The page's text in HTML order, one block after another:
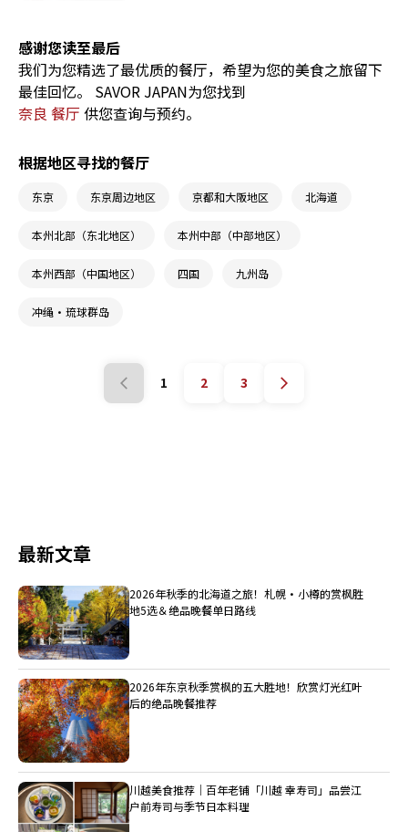
时，也能安心完成每日功课。从东京到京都，让这
份清单成为您日本之旅的安心指南！
感谢您读至最后
我们为您精选了最优质的餐厅，希望为您的美食之旅留下
最佳回忆。 SAVOR JAPAN为您找到
奈良 餐厅 供您查询与预约。
根据地区寻找的餐厅
东京 东京周边地区 京都和大阪地区 北海道
本州北部（东北地区） 本州中部（中部地区）
本州西部（中国地区） 四国 九州岛
冲绳・琉球群岛
1 2 3
最新文章
2026年秋季的北海道之旅！札幌・小樽的赏枫胜
地5选＆绝品晚餐单日路线
2026年东京秋季赏枫的五大胜地！欣赏灯光红叶
后的绝品晚餐推荐
川越美食推荐｜百年老铺「川越 幸寿司」品尝江
户前寿司与季节日本料理